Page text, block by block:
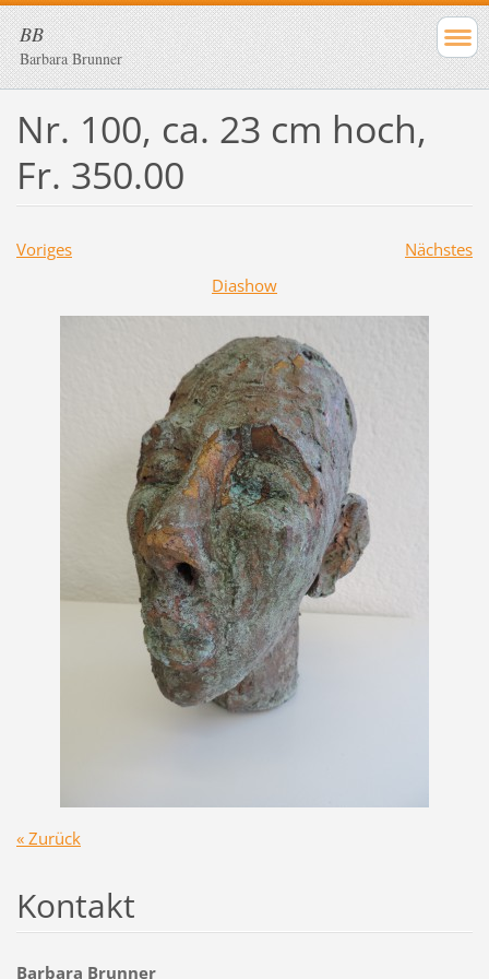
BB
Barbara Brunner
Nr. 100, ca. 23 cm hoch,
Fr. 350.00
Voriges
Nächstes
Diashow
« Zurück
Kontakt
Barbara Brunner